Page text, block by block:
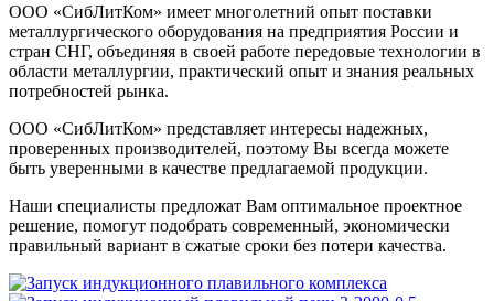
ООО «СибЛитКом» имеет многолетний опыт поставки
металлургического оборудования на предприятия России и
стран СНГ, объединяя в своей работе передовые технологии в
области металлургии, практический опыт и знания реальных
потребностей рынка.
ООО «СибЛитКом» представляет интересы надежных,
проверенных производителей, поэтому Вы всегда можете
быть уверенными в качестве предлагаемой продукции.
Наши специалисты предложат Вам оптимальное проектное
решение, помогут подобрать современный, экономически
правильный вариант в сжатые сроки без потери качества.